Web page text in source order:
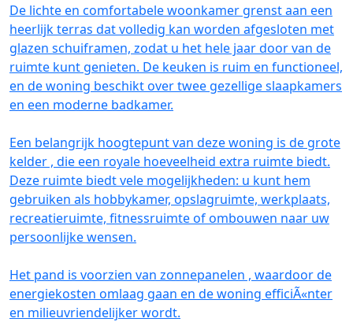
De lichte en comfortabele woonkamer grenst aan een
heerlijk terras dat volledig kan worden afgesloten met
glazen schuiframen, zodat u het hele jaar door van de
ruimte kunt genieten. De keuken is ruim en functioneel,
en de woning beschikt over twee gezellige slaapkamers
en een moderne badkamer.
Een belangrijk hoogtepunt van deze woning is de grote
kelder , die een royale hoeveelheid extra ruimte biedt.
Deze ruimte biedt vele mogelijkheden: u kunt hem
gebruiken als hobbykamer, opslagruimte, werkplaats,
recreatieruimte, fitnessruimte of ombouwen naar uw
persoonlijke wensen.
Het pand is voorzien van zonnepanelen , waardoor de
energiekosten omlaag gaan en de woning efficiÃ«nter
en milieuvriendelijker wordt.